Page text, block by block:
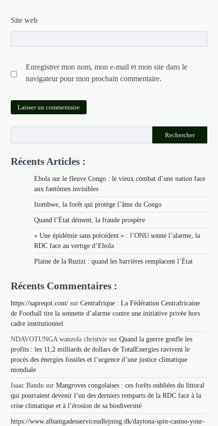
Site web
Enregistrer mon nom, mon e-mail et mon site dans le
navigateur pour mon prochain commentaire.
Rechercher
Récents Articles :
Ebola sur le fleuve Congo : le vieux combat d’une nation face
aux fantômes invisibles
Itombwe, la forêt qui protège l’âme du Congo
Quand l’État dément, la fraude prospère
« Une épidémie sans précédent » : l’ONU sonne l’alarme, la
RDC face au vertige d’Ebola
Plaine de la Ruzizi : quand les barrières remplacent l’État
Récents Commentaires :
https://sapreqot.com/ surCentrafrique : La Fédération Centrafricaine
de Football tire la sonnette d’alarme contre une initiative privée hors
cadre institutionnel
NDAVOTUNGA wanzola christvie surQuand la guerre gonfle les
profits : les 11,2 milliards de dollars de TotalEnergies ravivent le
procès des énergies fossiles et l’urgence d’une justice climatique
mondiale
Isaac Bandu surMangroves congolaises : ces forêts oubliées du littoral
qui pourraient devenir l’un des derniers remparts de la RDC face à la
crise climatique et à l’érosion de sa biodiversité
https://www.albanigadesserviceudlejning.dk/daytona-spin-casino-your-